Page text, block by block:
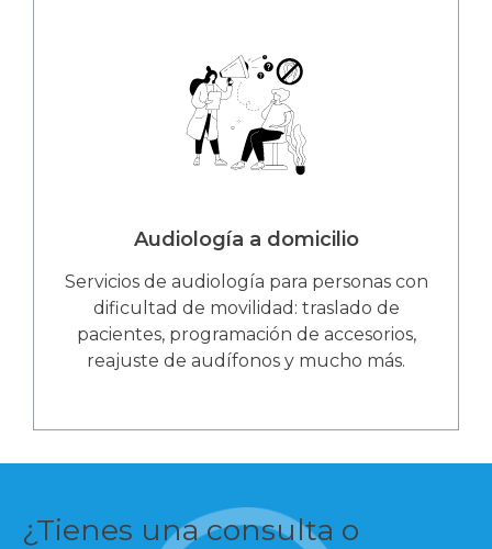
Audiología a domicilio
Servicios de audiología para personas con
dificultad de movilidad: traslado de
pacientes, programación de accesorios,
reajuste de audífonos y mucho más.
¿Tienes una consulta o